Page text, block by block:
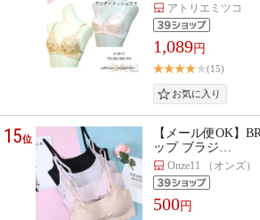
アトリエミツコ
1,089円
(15)
15位
【メール便OK】
ップ ブラジ…
Onze11 （オンズ）
500円